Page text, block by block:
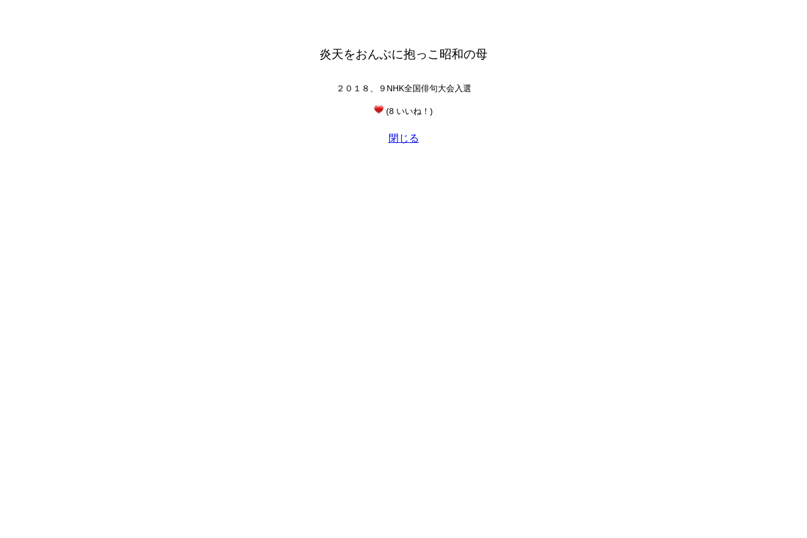
閉じる
炎天をおんぶに抱っこ昭和の母
２０１８、９NHK全国俳句大会入選
(8 いいね！)